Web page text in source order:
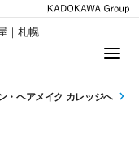
｜札幌
・ ヘアメイク カレッジへ